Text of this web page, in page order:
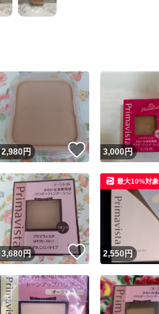
ね！
2,980円 いいね！
3,000円
ね！
3,680円 いいね！
2,550円
最大10%対象